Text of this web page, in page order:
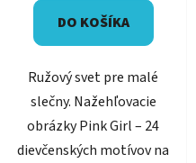
DO KOŠÍKA
Ružový svet pre malé
slečny. Nažehľovacie
obrázky Pink Girl – 24
dievčenských motívov na